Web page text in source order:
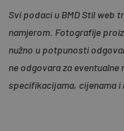
Svi podaci u BMD Stil web
namjerom. Fotografije
nužno u potpunosti
ne odgovara za
specifikacijama, cijenama i